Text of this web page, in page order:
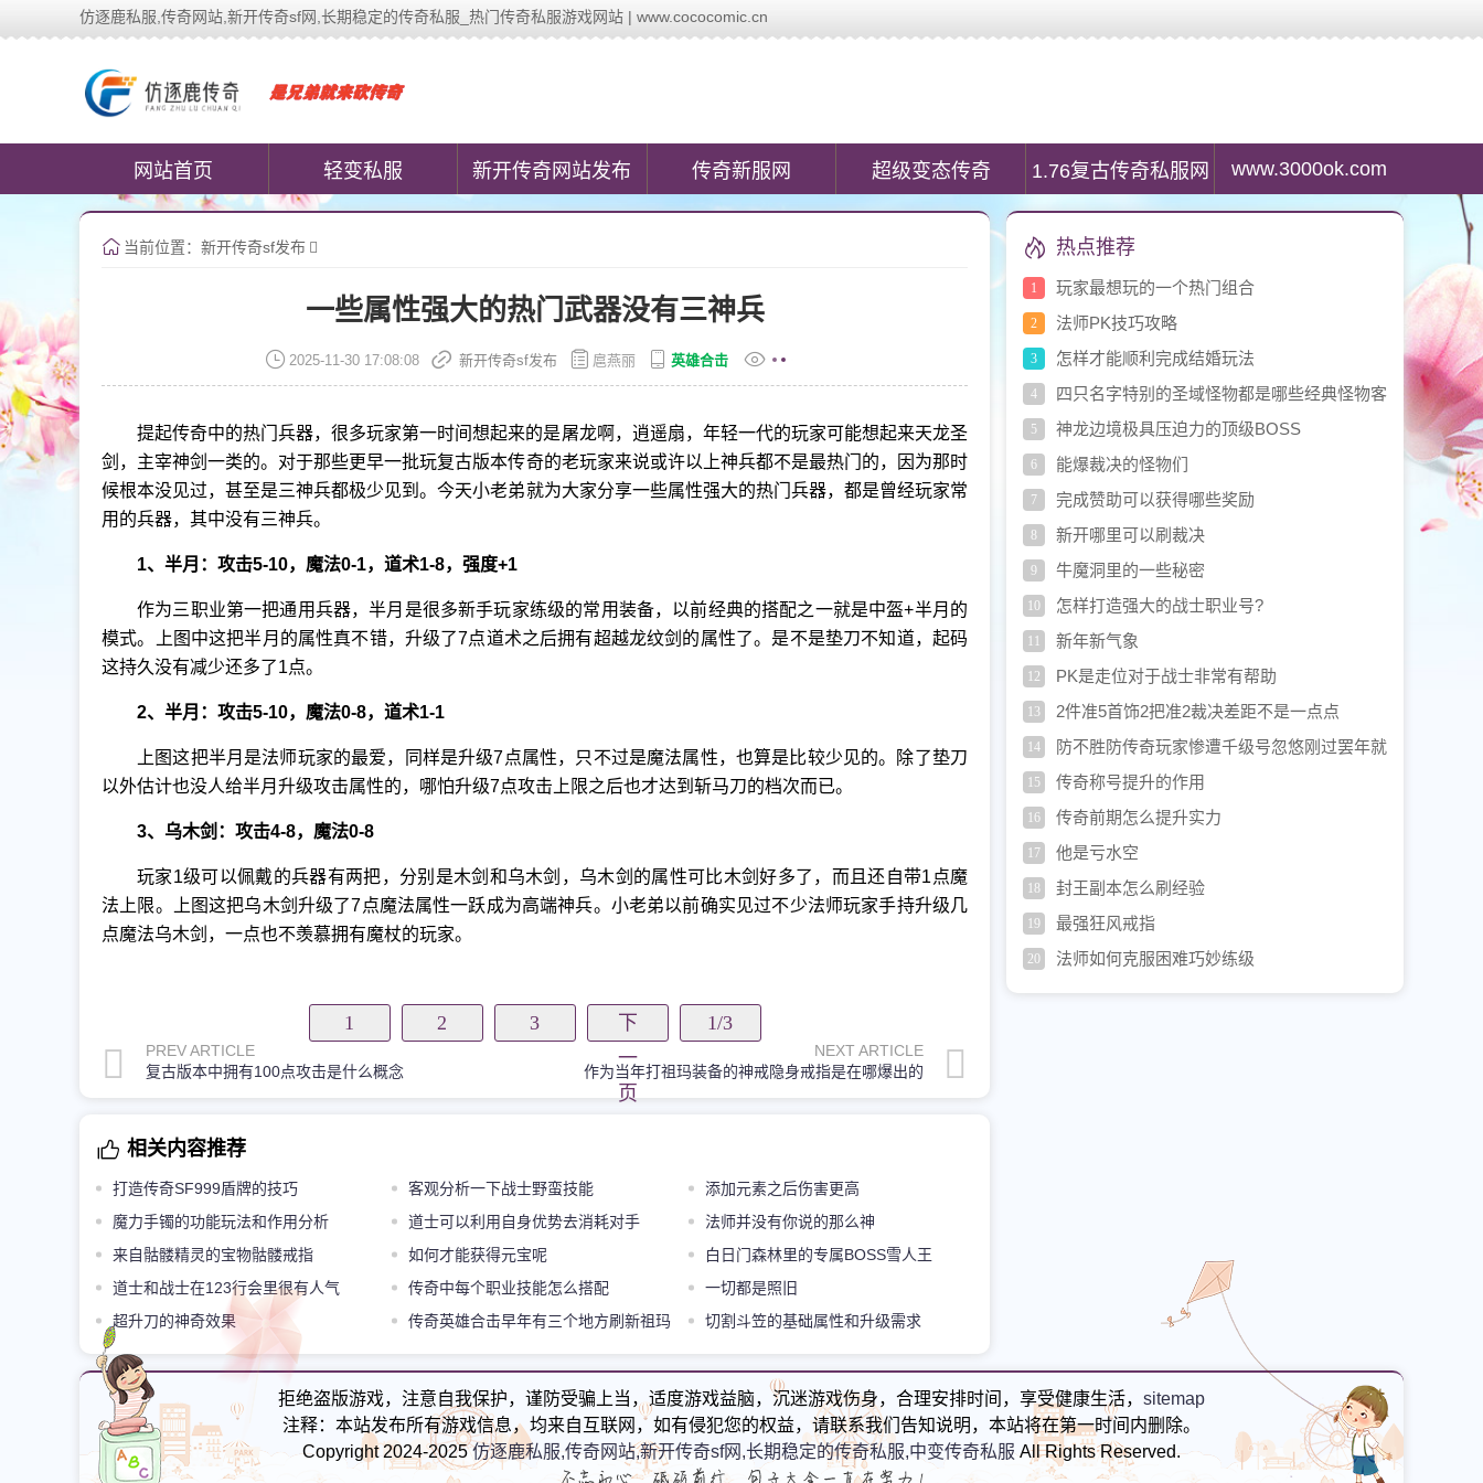
仿逐鹿私服,传奇网站,新开传奇sf网,长期稳定的传奇私服_热门传奇私服游戏网站 | www.cococomic.cn
网站首页 轻变私服 新开传奇网站发布 传奇新服网 超级变态传奇 1.76复古传奇私服网 www.3000ok.com
当前位置： 新开传奇sf发布
一些属性强大的热门武器没有三神兵
2025-11-30 17:08:08 新开传奇sf发布 扈燕丽 英雄合击
提起传奇中的热门兵器，很多玩家第一时间想起来的是屠龙啊，逍遥扇，年轻一代的玩家可能想起来天龙圣
剑，主宰神剑一类的。对于那些更早一批玩复古版本传奇的老玩家来说或许以上神兵都不是最热门的，因为那时
候根本没见过，甚至是三神兵都极少见到。今天小老弟就为大家分享一些属性强大的热门兵器，都是曾经玩家常
用的兵器，其中没有三神兵。
1、半月：攻击5-10，魔法0-1，道术1-8，强度+1
作为三职业第一把通用兵器，半月是很多新手玩家练级的常用装备，以前经典的搭配之一就是中盔+半月的
模式。上图中这把半月的属性真不错，升级了7点道术之后拥有超越龙纹剑的属性了。是不是垫刀不知道，起码
这持久没有减少还多了1点。
2、半月：攻击5-10，魔法0-8，道术1-1
上图这把半月是法师玩家的最爱，同样是升级7点属性，只不过是魔法属性，也算是比较少见的。除了垫刀
以外估计也没人给半月升级攻击属性的，哪怕升级7点攻击上限之后也才达到斩马刀的档次而已。
3、乌木剑：攻击4-8，魔法0-8
玩家1级可以佩戴的兵器有两把，分别是木剑和乌木剑，乌木剑的属性可比木剑好多了，而且还自带1点魔
法上限。上图这把乌木剑升级了7点魔法属性一跃成为高端神兵。小老弟以前确实见过不少法师玩家手持升级几
点魔法乌木剑，一点也不羡慕拥有魔杖的玩家。
1 2 3
下
一
页
1/3
PREV ARTICLE
复古版本中拥有100点攻击是什么概念
NEXT ARTICLE
作为当年打祖玛装备的神戒隐身戒指是在哪爆出的
相关内容推荐
打造传奇SF999盾牌的技巧 客观分析一下战士野蛮技能
添加元素之后伤害更高
魔力手镯的功能玩法和作用分析
道士可以利用自身优势去消耗对手
法师并没有你说的那么神
来自骷髅精灵的宝物骷髅戒指
如何才能获得元宝呢
白日门森林里的专属BOSS雪人王
道士和战士在123行会里很有人气
传奇中每个职业技能怎么搭配
一切都是照旧
超升刀的神奇效果
传奇英雄合击早年有三个地方刷新祖玛
教主第三个地方极少人知道
切割斗笠的基础属性和升级需求
热点推荐
1 玩家最想玩的一个热门组合
2 法师PK技巧攻略
3 怎样才能顺利完成结婚玩法
4
四只名字特别的圣域怪物都是哪些经典怪物客
串的
5 神龙边境极具压迫力的顶级BOSS
6 能爆裁决的怪物们
7 完成赞助可以获得哪些奖励
8 新开哪里可以刷裁决
9 牛魔洞里的一些秘密
10 怎样打造强大的战士职业号?
11 新年新气象
12 PK是走位对于战士非常有帮助
13 2件准5首饰2把准2裁决差距不是一点点
14
防不胜防传奇玩家惨遭千级号忽悠刚过罢年就
痛失上千元宝
15 传奇称号提升的作用
16 传奇前期怎么提升实力
17 他是亏水空
18 封王副本怎么刷经验
19 最强狂风戒指
20 法师如何克服困难巧妙练级
拒绝盗版游戏，注意自我保护，谨防受骗上当，适度游戏益脑，沉迷游戏伤身，合理安排时间，享受健康生活， sitemap
注释：本站发布所有游戏信息，均来自互联网，如有侵犯您的权益，请联系我们告知说明，本站将在第一时间内删除。
Copyright 2024-2025仿逐鹿私服,传奇网站,新开传奇sf网,长期稳定的传奇私服,中变传奇私服 All Rights Reserved.